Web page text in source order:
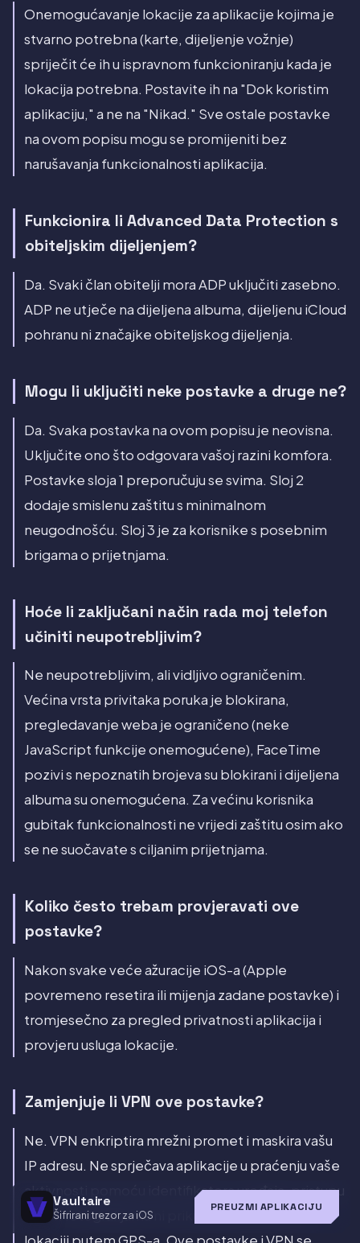
Onemogućavanje lokacije za aplikacije kojima je
stvarno potrebna (karte, dijeljenje vožnje)
spriječit će ih u ispravnom funkcioniranju kada je
lokacija potrebna. Postavite ih na "Dok koristim
aplikaciju," a ne na "Nikad." Sve ostale postavke
na ovom popisu mogu se promijeniti bez
narušavanja funkcionalnosti aplikacija.
Funkcionira li Advanced Data Protection s
obiteljskim dijeljenjem?
Da. Svaki član obitelji mora ADP uključiti zasebno.
ADP ne utječe na dijeljena albuma, dijeljenu iCloud
pohranu ni značajke obiteljskog dijeljenja.
Mogu li uključiti neke postavke a druge ne?
Da. Svaka postavka na ovom popisu je neovisna.
Uključite ono što odgovara vašoj razini komfora.
Postavke sloja 1 preporučuju se svima. Sloj 2
dodaje smislenu zaštitu s minimalnom
neugodnošću. Sloj 3 je za korisnike s posebnim
brigama o prijetnjama.
Hoće li zaključani način rada moj telefon
učiniti neupotrebljivim?
Ne neupotrebljivim, ali vidljivo ograničenim.
Većina vrsta privitaka poruka je blokirana,
pregledavanje weba je ograničeno (neke
JavaScript funkcije onemogućene), FaceTime
pozivi s nepoznatih brojeva su blokirani i dijeljena
albuma su onemogućena. Za većinu korisnika
gubitak funkcionalnosti ne vrijedi zaštitu osim ako
se ne suočavate s ciljanim prijetnjama.
Koliko često trebam provjeravati ove
postavke?
Nakon svake veće ažuracije iOS-a (Apple
povremeno resetira ili mijenja zadane postavke) i
tromjesečno za pregled privatnosti aplikacija i
provjeru usluga lokacije.
Zamjenjuje li VPN ove postavke?
Ne. VPN enkriptira mrežni promet i maskira vašu
IP adresu. Ne sprječava aplikacije u praćenju vaše
aktivnosti pomoću identifikatora uređaja, pristupu
vašim fotografijama ni prikupljanju podataka o
Vaultaire
Šifrirani trezor za iOS
PREUZMI APLIKACIJU